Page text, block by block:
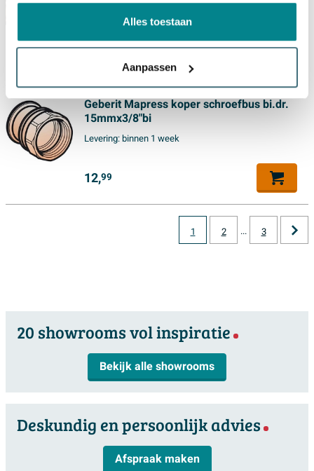
Alles toestaan
Aanpassen
binnen 3 dagen
Geberit Mapress koper schroefbus bi.dr.
15mmx3/8"bi
Levering:binnen 1 week
12,99
1 2 ... 3
20 showrooms vol inspiratie
Bekijk alle showrooms
Deskundig en persoonlijk advies
Afspraak maken